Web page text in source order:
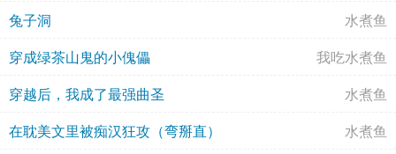
兔子洞 水煮鱼
穿成绿茶山鬼的小傀儡 我吃水煮鱼
穿越后，我成了最强曲圣 水煮鱼
在耽美文里被痴汉狂攻（弯掰直） 水煮鱼